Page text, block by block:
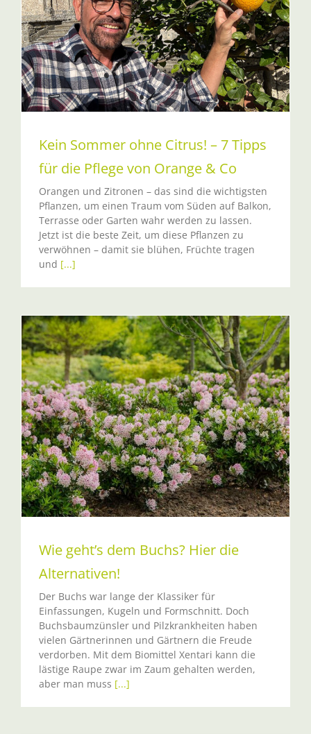
Kein Sommer ohne Citrus! – 7 Tipps
für die Pflege von Orange & Co
Orangen und Zitronen – das sind die wichtigsten
Pflanzen, um einen Traum vom Süden auf Balkon,
Terrasse oder Garten wahr werden zu lassen.
Jetzt ist die beste Zeit, um diese Pflanzen zu
verwöhnen – damit sie blühen, Früchte tragen
und [...]
Wie geht’s dem Buchs? Hier die
Alternativen!
Der Buchs war lange der Klassiker für
Einfassungen, Kugeln und Formschnitt. Doch
Buchsbaumzünsler und Pilzkrankheiten haben
vielen Gärtnerinnen und Gärtnern die Freude
verdorben. Mit dem Biomittel Xentari kann die
lästige Raupe zwar im Zaum gehalten werden,
aber man muss [...]